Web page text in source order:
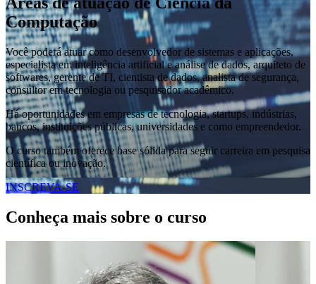
Computação
Você poderá atuar como desenvolvedor de sistemas e aplicações,
especialista em inteligência artificial e análise de dados, arquiteto de
softwares, gerente de TI, cientista de dados, analista de segurança,
consultor em tecnologia ou pesquisador acadêmico.
Há oportunidades em empresas de tecnologia, startups, indústrias,
bancos, instituições públicas, universidades e como empreendedor.
O curso também oferece base sólida para seguir carreira em pesquisa
científica ou inovação.
INSCREVA-SE
Conheça mais sobre o curso